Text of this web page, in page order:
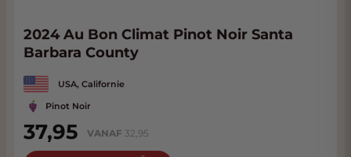
2024 Au Bon Climat Pinot Noir Santa
Barbara County
USA, Californie
Pinot Noir
37,95 VANAF 32,95